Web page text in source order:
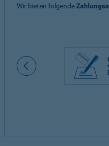
Wir bieten folgende